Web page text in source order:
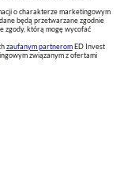
o charakterze marketingowym
będą przetwarzane zgodnie
zgody, którą mogę wycofać
zaufanym partneromED Invest
związanym z ofertami